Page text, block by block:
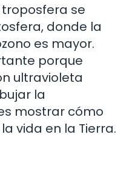
se
donde la
es mayor.
porque
ultravioleta
la
mostrar cómo
vida en la Tierra.